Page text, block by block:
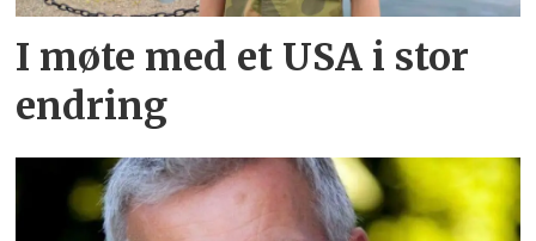
I møte med et USA i stor
endring